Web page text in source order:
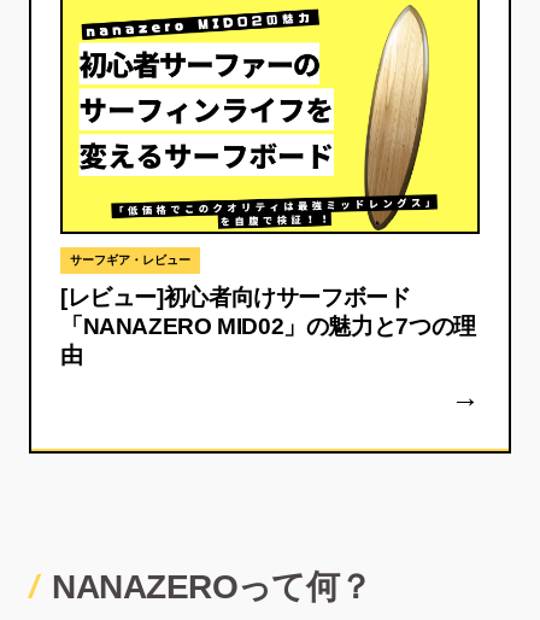
サーフギア・レビュー
[レビュー]初心者向けサーフボード
「NANAZERO MID02」の魅力と7つの理
由
NANAZEROって何？